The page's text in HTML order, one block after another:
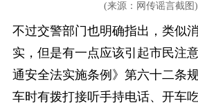
(来源：网传谣言截图)
不过交警部门也明确指出，类似
实，但是有一点应该引起市民注
通安全法实施条例》第六十二条
车时有拨打接听手持电话、开车